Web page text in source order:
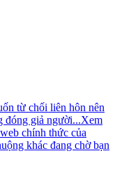
từ chối liên hôn nên
đóng giả người...Xem
chính thức của
khác đang chờ bạn